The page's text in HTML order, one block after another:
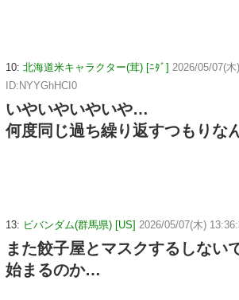
10: 北海道米キャラクター(茸) [ﾆﾀﾞ] 2026/05/07(
ID:NYYGhHCI0
いやいやいやいや…
何度同じ過ち繰り返すつもりな
13: ビバンダム(群馬県) [US] 2026/05/07(木)
また餃子屋とマスクするしない
始まるのか…